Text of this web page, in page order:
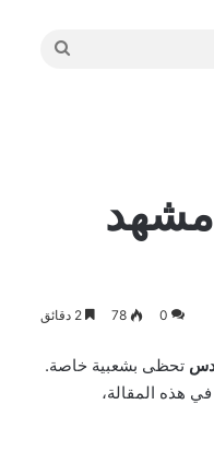
بحث
0
78
تحظى بشعبية خاصة.
هذه المقالة،